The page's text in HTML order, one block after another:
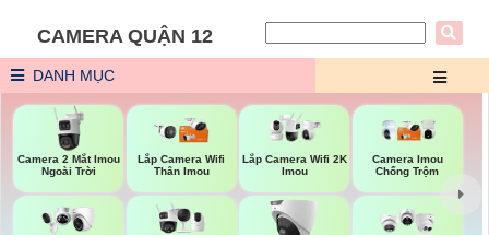
CAMERA QUẬN 12
DANH MỤC
Camera 2 Mắt Imou
Ngoài Trời
Lắp Camera Wifi
Thân Imou
Lắp Camera Wifi 2K
Imou
Camera Imou
Chống Trộm